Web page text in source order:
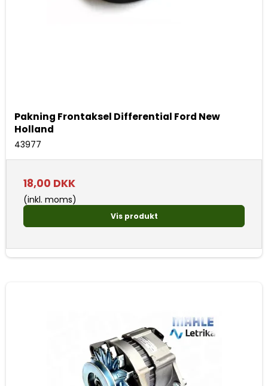
Pakning Frontaksel Differential Ford New
Holland
43977
18,00 DKK
(inkl. moms)
Vis produkt